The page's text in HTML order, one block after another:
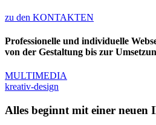
zu den KONTAKTEN
Professionelle und individuelle
von der Gestaltung bis zur
MULTIMEDIA
kreativ-design
Alles beginnt mit einer neuen